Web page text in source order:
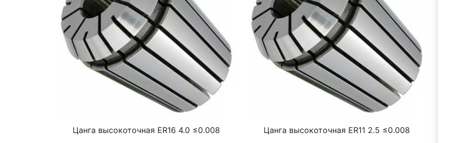
Цанга высокоточная ER16 4.0 ≤0.008 Цанга высокоточная ER11 2.5 ≤0.008